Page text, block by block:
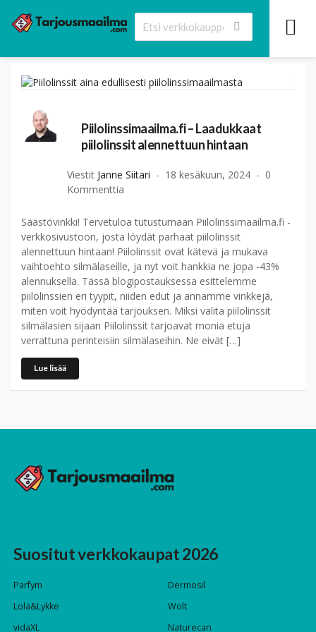
Piilolinssimaailma.fi – Laadukkaat
piilolinssit alennettuun hintaan
Viestit Janne Siitari 18 kesäkuun, 2024
0
Kommenttia
Säästövinkki! Tervetuloa tutustumaan Piilolinssimaailma.fi -
verkkosivustoon, josta löydät parhaat piilolinssit
alennettuun hintaan! Piilolinssit ovat kätevä ja mukava
vaihtoehto silmälaseille, ja nyt voit hankkia ne jopa -43%
alennuksella. Tässä blogipostauksessa esittelemme
piilolinssien eri tyypit, niiden edut ja annamme vinkkejä,
miten voit hyödyntää tarjouksen. Miksi valita piilolinssit
silmälasien sijaan Piilolinssit tarjoavat monia etuja
verrattuna perinteisiin silmälaseihin. Ne eivät […]
Lue lisää
Suositut verkkokaupat 2026
Parfym
Dermosil
Lola&Lykke
Wolt
vidaXL
Naturecan